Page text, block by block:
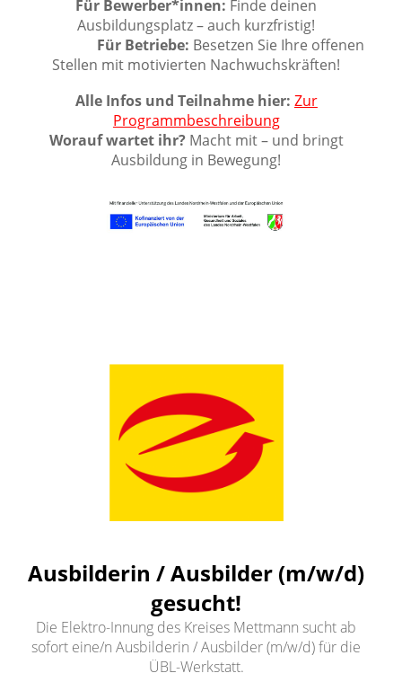
Für Bewerber*innen: Finde deinen
Ausbildungsplatz – auch kurzfristig!
Für Betriebe: Besetzen Sie Ihre offenen
Stellen mit motivierten Nachwuchskräften!
Alle Infos und Teilnahme hier: Zur
Programmbeschreibung
Worauf wartet ihr?Macht mit – und bringt
Ausbildung in Bewegung!
Ausbilderin / Ausbilder (m/w/d)
gesucht!
Die Elektro-Innung des Kreises Mettmann sucht ab
sofort eine/n Ausbilderin / Ausbilder (m/w/d) für die
ÜBL-Werkstatt.